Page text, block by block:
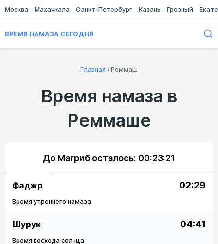
Москва Махачкала Санкт-Петербург Казань Грозный
ВРЕМЯ НАМАЗА СЕГОДНЯ
Главная › Реммаш
Время намаза в
Реммаше
До Магриб осталось: 00:23:21
Фаджр 02:29
Время утреннего намаза
Шурук 04:41
Время восхода солнца